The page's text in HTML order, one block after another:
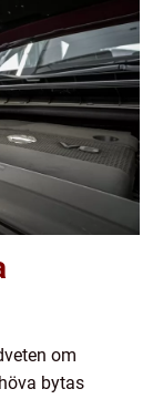
om
bytas